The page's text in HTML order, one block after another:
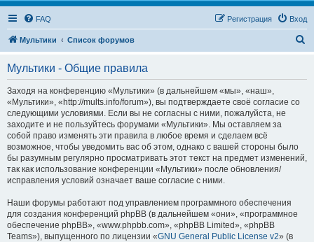
FAQ Вход
Регистрация
Мультики Список форумов
Мультики - Общие правила
Заходя на конференцию «Мультики» (в дальнейшем «мы», «наш»,
«Мультики», «http://mults.info/forum»), вы подтверждаете своё согласие со
следующими условиями. Если вы не согласны с ними, пожалуйста, не
заходите и не пользуйтесь форумами «Мультики». Мы оставляем за
собой право изменять эти правила в любое время и сделаем всё
возможное, чтобы уведомить вас об этом, однако с вашей стороны было
бы разумным регулярно просматривать этот текст на предмет изменений,
так как использование конференции «Мультики» после обновления/
исправления условий означает ваше согласие с ними.
Наши форумы работают под управлением программного обеспечения
для создания конференций phpBB (в дальнейшем «они», «программное
обеспечение phpBB», «www.phpbb.com», «phpBB Limited», «phpBB
Teams»), выпущенного по лицензии «GNU General Public License v2» (в